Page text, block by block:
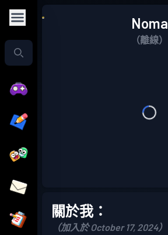
Noma
（離線）
關於我：
（加入於 October 17, 2024）